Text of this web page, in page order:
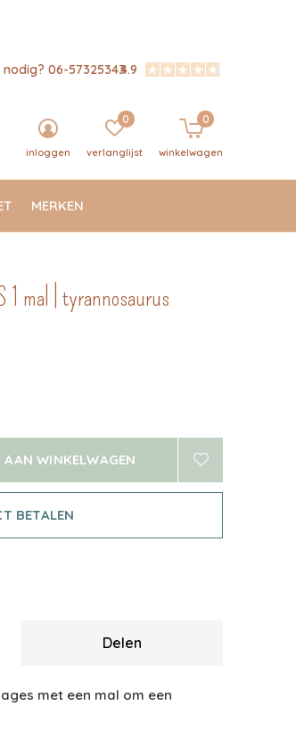
MERKEN
inloggen verlanglijst
0
winkelwagen
0
nodig? 06-573253434.9
1 mal | tyrannosaurus
AAN WINKELWAGEN
BETALEN
Delen
met een mal om een